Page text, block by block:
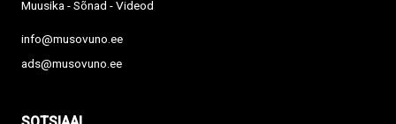
Muusika - Sõnad - Videod
info@musovuno.ee
ads@musovuno.ee